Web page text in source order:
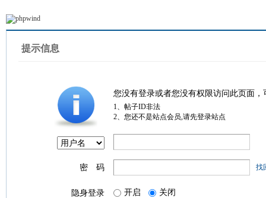
提示信息
您没有登录或者您没有权限访问此页面
1、帖子ID非法
2、您还不是站点会员,请先登录站点
密 码 找
隐身登录 开启 关闭